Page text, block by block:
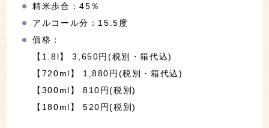
精米歩合：45％
アルコール分：15.5度
価格：
【1.8l】 3,650円(税別・箱代込)
【720ml】 1,880円(税別・箱代込)
【300ml】 810円(税別)
【180ml】 520円(税別)